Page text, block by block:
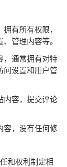
有所有权限，
管理内容等。
，通常拥有对特
问设置和用户管
内容，提交评论
容，没有任何修
和权利制定相